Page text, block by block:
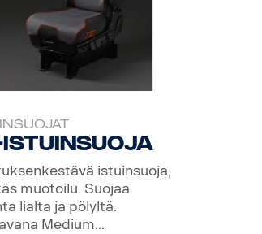
istuinsuoja
istuinsuoja,
muotoilu. Suojaa
lialta ja pölyltä.
Medium...